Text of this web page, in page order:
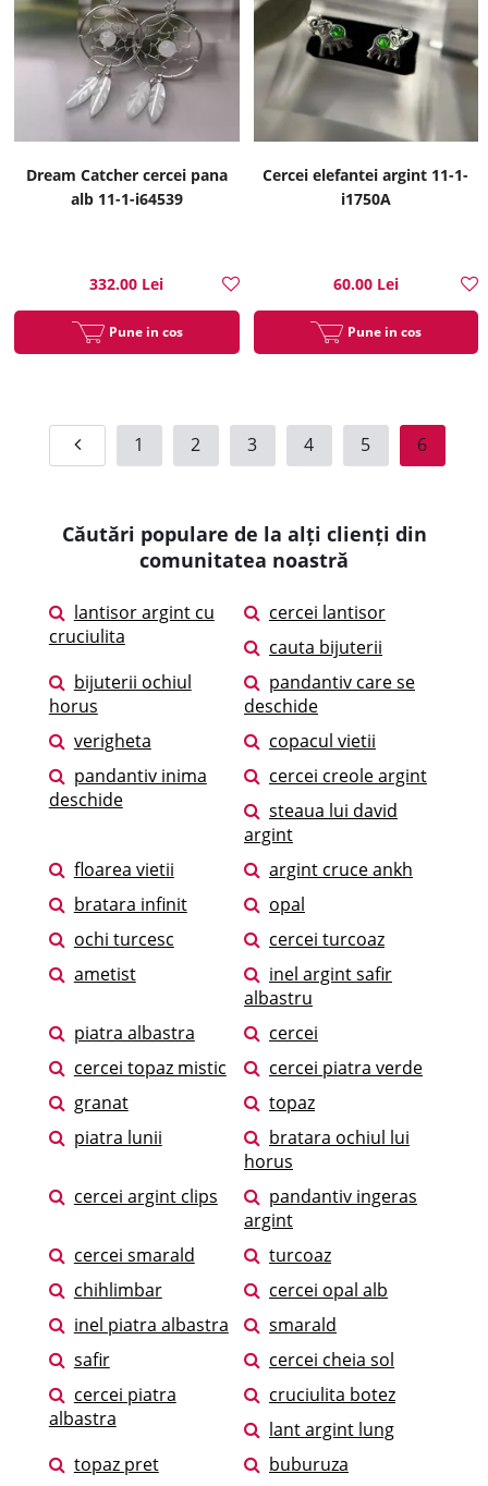
Dream Catcher cercei pana
alb 11-1-i64539
332.00 Lei
Pune in cos
Cercei elefantei argint 11-1-
i1750A
60.00 Lei
Pune in cos
1 2 3 4 5 6
Căutări populare de la alți clienți din
comunitatea noastră
lantisor argint cu
cruciulita
cercei lantisor
cauta bijuterii
bijuterii ochiul
horus
pandantiv care se
deschide
verigheta
copacul vietii
pandantiv inima
deschide
cercei creole argint
steaua lui david
argint
floarea vietii
argint cruce ankh
bratara infinit
opal
ochi turcesc
cercei turcoaz
ametist
inel argint safir
albastru
piatra albastra
cercei
cercei topaz mistic
cercei piatra verde
granat
topaz
piatra lunii
bratara ochiul lui
horus
cercei argint clips
pandantiv ingeras
argint
cercei smarald
turcoaz
chihlimbar
cercei opal alb
inel piatra albastra
smarald
safir
cercei cheia sol
cercei piatra
albastra
cruciulita botez
lant argint lung
topaz pret
buburuza